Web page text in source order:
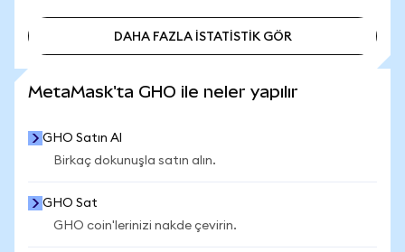
DAHA FAZLA İSTATİSTİK GÖR
MetaMask'ta GHO ile neler yapılır
GHO Satın Al
Birkaç dokunuşla satın alın.
GHO Sat
GHO coin'lerinizi nakde çevirin.